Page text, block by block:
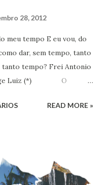
28, 2012
meu tempo E eu vou, do
dar, sem tempo, tanto
tanto tempo? Frei Antonio
Jorge Luiz (*) O
que revela que em
Brasil em 2010. O
Brasil, com nota média de
READ MORE »